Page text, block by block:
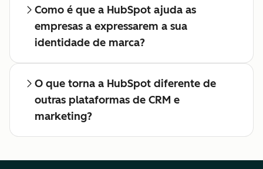
Como é que a HubSpot ajuda as
empresas a expressarem a sua
identidade de marca?
O que torna a HubSpot diferente de
outras plataformas de CRM e
marketing?